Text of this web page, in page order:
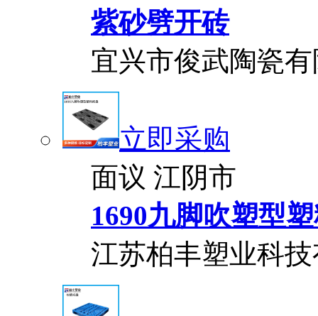
紫砂劈开砖
宜兴市俊武陶瓷
立即采购
面议 江阴市
1690九脚吹塑型
江苏柏丰塑业科